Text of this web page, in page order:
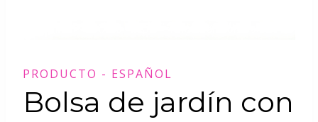
PRODUCTO - ESPAÑOL
Bolsa de jardín con